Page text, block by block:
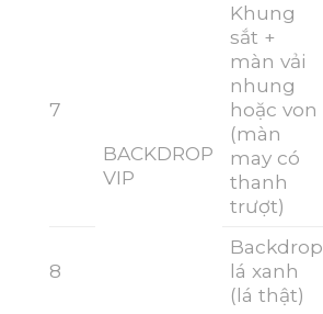
BACKDROP
VIP
7
Khung
sắt +
màn vải
nhung
hoặc von
(màn
may có
thanh
trượt)
8
Backdrop
lá xanh
(lá thật)